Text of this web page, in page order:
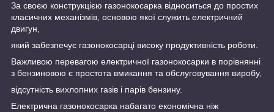
За своєю конструкцією газонокосарка відноситься до простих
класичних механізмів, основою якої служить електричний
двигун,
який забезпечує газонокосарці високу продуктивність роботи.
Важливою перевагою електричної газонокосарки в порівнянні
з бензиновою є простота вмикання та обслуговування виробу,
відсутність вихлопних газів і парів бензину.
Електрична газонокосарка набагато економічна ніж